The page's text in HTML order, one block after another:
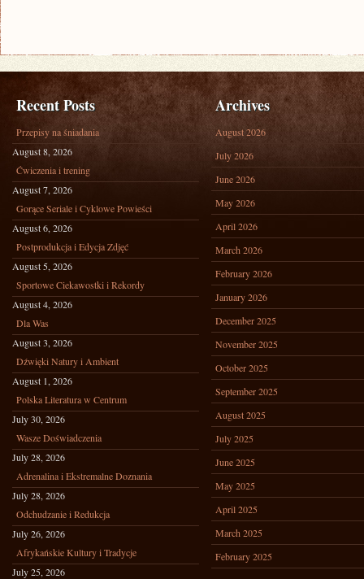
Recent Posts
Przepisy na śniadania
August 8, 2026
Ćwiczenia i trening
August 7, 2026
Gorące Seriale i Cyklowe Powieści
August 6, 2026
Postprodukcja i Edycja Zdjęć
August 5, 2026
Sportowe Ciekawostki i Rekordy
August 4, 2026
Dla Was
August 3, 2026
Dźwięki Natury i Ambient
August 1, 2026
Polska Literatura w Centrum
July 30, 2026
Wasze Doświadczenia
July 28, 2026
Adrenalina i Ekstremalne Doznania
July 28, 2026
Odchudzanie i Redukcja
July 26, 2026
Afrykańskie Kultury i Tradycje
July 25, 2026
Archives
August 2026
July 2026
June 2026
May 2026
April 2026
March 2026
February 2026
January 2026
December 2025
November 2025
October 2025
September 2025
August 2025
July 2025
June 2025
May 2025
April 2025
March 2025
February 2025